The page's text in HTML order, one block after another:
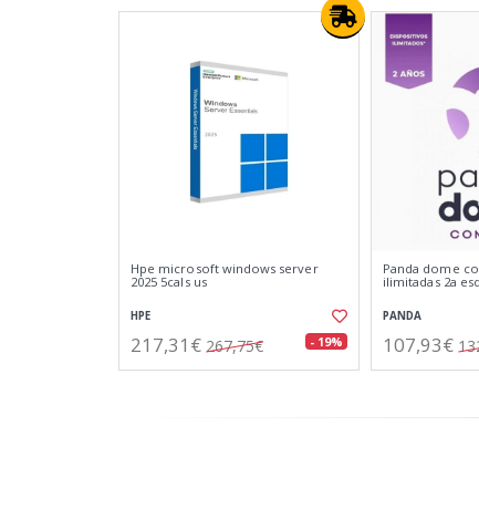
Hpe microsoft windows server
2025 5cals us
HPE
217,31€ 267,75€ - 19%
Panda dome
ilimitadas 2a esd
PANDA
107,93€